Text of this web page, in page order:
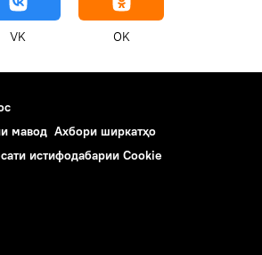
VK OK
мавод Ахбори ширкатҳо
истифодабарии Cookie